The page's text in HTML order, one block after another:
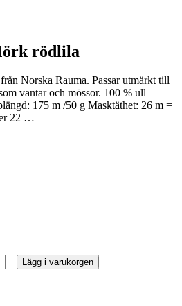
rödlila
Norska Rauma. Passar utmärkt till
vantar och mössor. 100 % ull
175 m /50 g Masktäthet: 26 m =
22 …
Lägg i varukorgen